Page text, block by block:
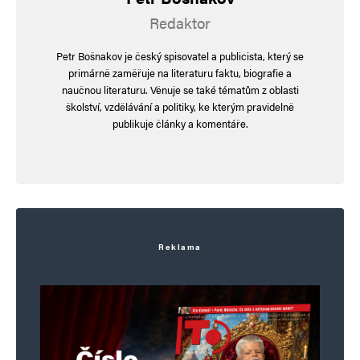
Navigace pro komentáře
Starší komentáře
Napsat komentář
Vaše e-mailová adresa nebude zveřejněna. Vyžadované informace jsou
Redaktor
Petr Bošnakov je český spisovatel a publicista, který se
primárně zaměřuje na literaturu faktu, biografie a
naučnou literaturu. Věnuje se také tématům z oblasti
školství, vzdělávání a politiky, ke kterým pravidelně
publikuje články a komentáře.
Reklama